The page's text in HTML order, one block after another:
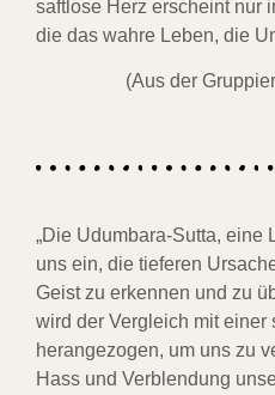
saftlose Herz erscheint nur
die das wahre Leben, die
(Aus der
„Die Udumbara-Sutta, eine
uns ein, die tieferen
Geist zu erkennen und zu
wird der Vergleich mit einer
herangezogen, um uns zu
Hass und Verblendung